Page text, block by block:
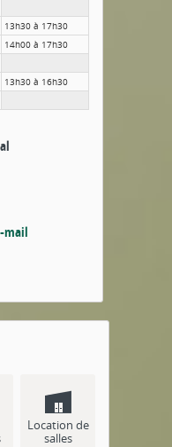
13h30 à 17h30
14h00 à 17h30
13h30 à 16h30
mail
Location de
salles